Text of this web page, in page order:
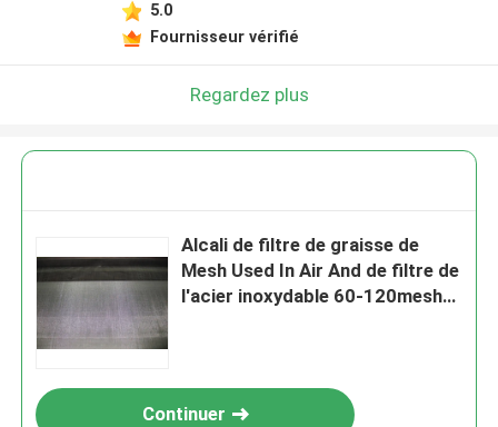
5.0
Fournisseur vérifié
Regardez plus
Alcali de filtre de graisse de
Mesh Used In Air And de filtre de
l'acier inoxydable 60-120mesh
Continuer